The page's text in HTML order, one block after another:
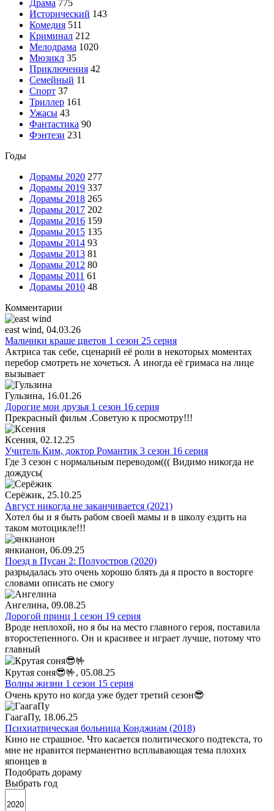
Драма 775
Исторический 143
Комедия 511
Криминал 212
Мелодрама 1020
Мюзикл 35
Приключения 42
Семейный 11
Спорт 37
Триллер 161
Ужасы 43
Фантастика 90
Фэнтези 231
Годы
Дорамы 2020 277
Дорамы 2019 337
Дорамы 2018 265
Дорамы 2017 202
Дорамы 2016 159
Дорамы 2015 135
Дорамы 2014 93
Дорамы 2013 81
Дорамы 2012 80
Дорамы 2011 61
Дорамы 2010 48
Комментарии
east wind, 04.03.26
Мальчики краше цветов 1 сезон 25 серия
Актриса так себе, сценарий её роли в некоторых моментах
перебор смотреть не хочеться. А иногда её гримаса на лице
вызывает
Гульзина, 16.01.26
Дорогие мои друзья 1 сезон 16 серия
Прекрасный фильм .Советую к просмотру!!!
Ксения, 02.12.25
Учитель Ким, доктор Романтик 3 сезон 16 серия
Где 3 сезон с нормальным переводом((( Видимо никогда не
дождусь(
Серёжик, 25.10.25
Август никогда не заканчивается (2021)
Хотел бы и я быть рабом своей мамы и в школу ездить на
таком мотоцикле!!!
янкианон, 06.09.25
Поезд в Пусан 2: Полуостров (2020)
разрыдалась это очень хорошо блять да я просто в восторге
словами описать не смогу
Ангелина, 09.08.25
Дорогой принц 1 сезон 19 серия
Вроде неплохой, но я бы на место главного героя, поставила
второстепенного. Он и красивее и играет лучше, потому что
главный
Крутая соня😎🤟, 05.08.25
Волны жизни 1 сезон 15 серия
Очень круто но когда уже будет третий сезон😎
ГаагаПу, 18.06.25
Психиатрическая больница Конджиам (2018)
Кино не страшное. Что касается политического подтекста, то
мне не нравится перманентно всплывающая тема плохих
японцев в
Подобрать дораму
Выбрать год